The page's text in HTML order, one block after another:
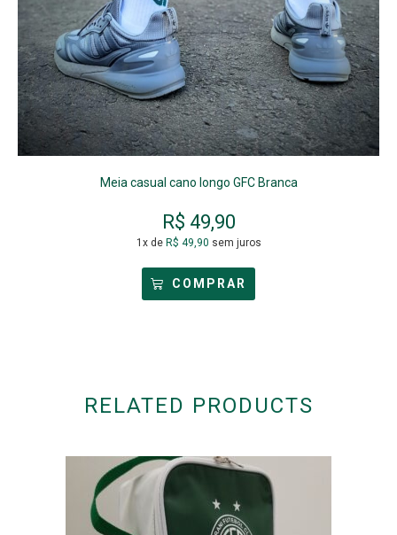
Meia casual cano longo GFC Branca
R$ 49,90
1x de R$ 49,90 sem juros
COMPRAR
RELATED PRODUCTS